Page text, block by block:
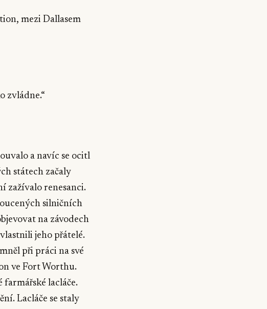
mezi Dallasem
zvládne.“
a navíc se ocitl
státech začaly
zažívalo renesanci.
silničních
na závodech
jeho přátelé.
při práci na své
ve Fort Worthu.
lacláče.
Lacláče se staly